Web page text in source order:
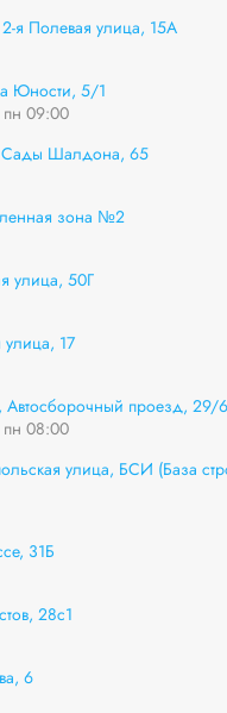
я Полевая улица, 15А
Юности, 5/1
пн 09:00
Сады Шалдона, 65
зона №2
улица, 50Г
улица, 17
проезд, 29/
пн 08:00
улица, БСИ (База
31Б
28с1
6